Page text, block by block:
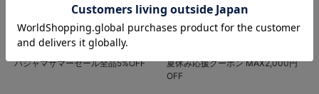
パジャマサマーセール全品5%OFF
夏休み応援クーポン MAX2,000円
OFF